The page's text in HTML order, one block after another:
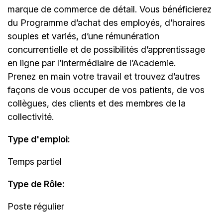
marque de commerce de détail. Vous bénéficierez
du Programme d’achat des employés, d’horaires
souples et variés, d’une rémunération
concurrentielle et de possibilités d’apprentissage
en ligne par l’intermédiaire de l’Academie.
Prenez en main votre travail et trouvez d’autres
façons de vous occuper de vos patients, de vos
collègues, des clients et des membres de la
collectivité.
Type d'emploi:
Temps partiel
Type de Rôle:
Poste régulier